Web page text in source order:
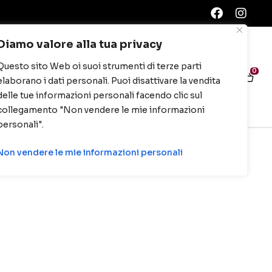
valore alla tua privacy
sito Web oi suoi strumenti di terze parti
i dati personali. Puoi disattivare la vendita
tue informazioni personali facendo clic sul
"Non vendere le mie informazioni
vendere le mie informazioni personali
0